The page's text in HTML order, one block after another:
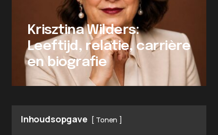
Krisztina Wilders:
Leeftijd, relatie, carrière
en biografie
Inhoudsopgave Tonen